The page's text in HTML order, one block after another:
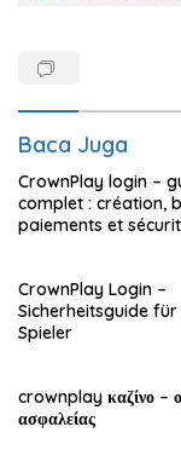
Baca Juga
CrownPlay login –
complet : création,
paiements et
CrownPlay Login –
Sicherheitsguide
Spieler
crownplay καζίνο –
ασφαλείας